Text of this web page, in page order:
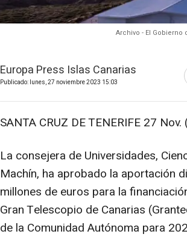
Archivo - El
Europa Press Islas Canarias
Publicado: lunes, 27 noviembre 2023 15:03
SANTA CRUZ DE TENERIFE 27 Nov.
La consejera de Universidades,
Machín, ha aprobado la aportación
millones de euros para la
Gran Telescopio de Canarias
de la Comunidad Autónoma para